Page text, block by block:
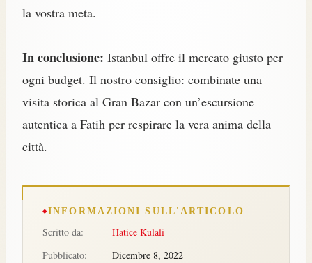
la vostra meta.
In conclusione: Istanbul offre il mercato giusto per
ogni budget. Il nostro consiglio: combinate una
visita storica al Gran Bazar con un’escursione
autentica a Fatih per respirare la vera anima della
città.
INFORMAZIONI SULL'ARTICOLO
Scritto da:
Hatice Kulali
Pubblicato:
Dicembre 8, 2022